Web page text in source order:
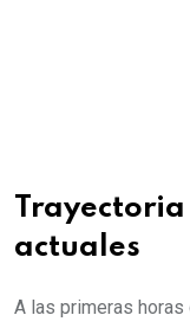
actuales
A las primeras